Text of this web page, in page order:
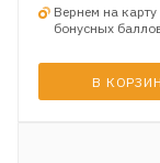
Вернем на карту
бонусных
В